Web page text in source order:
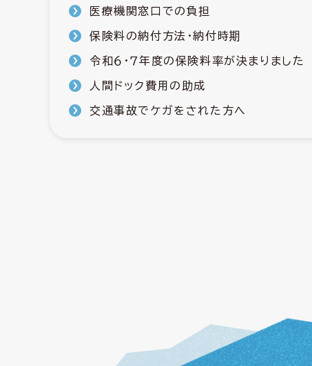
医療機関窓口での負担
保険料の納付方法・納付時期
令和６・７年度の保険料率が決まりました
人間ドック費用の助成
交通事故でケガをされた方へ